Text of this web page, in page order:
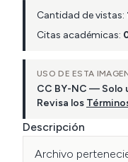
Cantidad de vistas:
Citas académicas:
USO DE ESTA
CC BY-NC — Solo
Revisa los
Descripción
Archivo